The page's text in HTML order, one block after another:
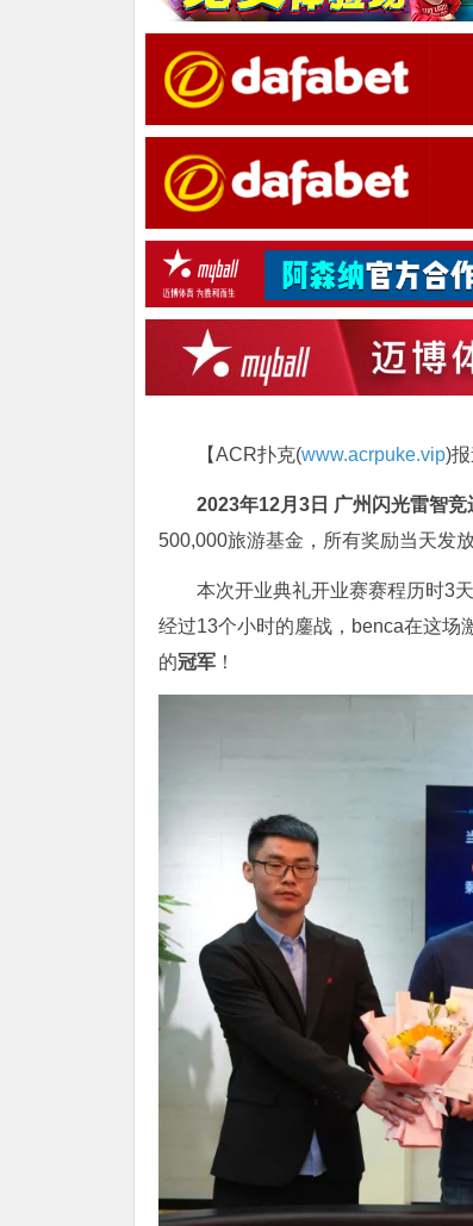
【ACR扑克(www.acrpuke.vip)报
2023年12月3日 广州闪光雷智
500,000旅游基金，所有奖励当天发放
本次开业典礼开业赛赛程历时3
经过13个小时的鏖战，benca在这场
的冠军 ！